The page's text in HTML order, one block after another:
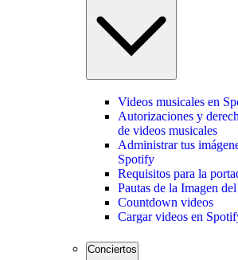
Videos musicales en
Autorizaciones y
de videos musicales
Administrar tus
Spotify
Requisitos para la
Pautas de la Imagen
Countdown videos
Cargar videos en
Conciertos